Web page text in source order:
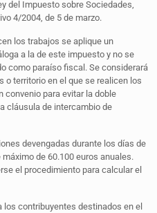
del Impuesto sobre Sociedades,
4/2004, de 5 de marzo.
los trabajos se aplique un
a la de este impuesto y no se
como paraíso fiscal. Se considerará
o territorio en el que se realicen los
convenio para evitar la doble
cláusula de intercambio de
devengadas durante los días de
de 60.100 euros anuales.
el procedimiento para calcular el
los contribuyentes destinados en el